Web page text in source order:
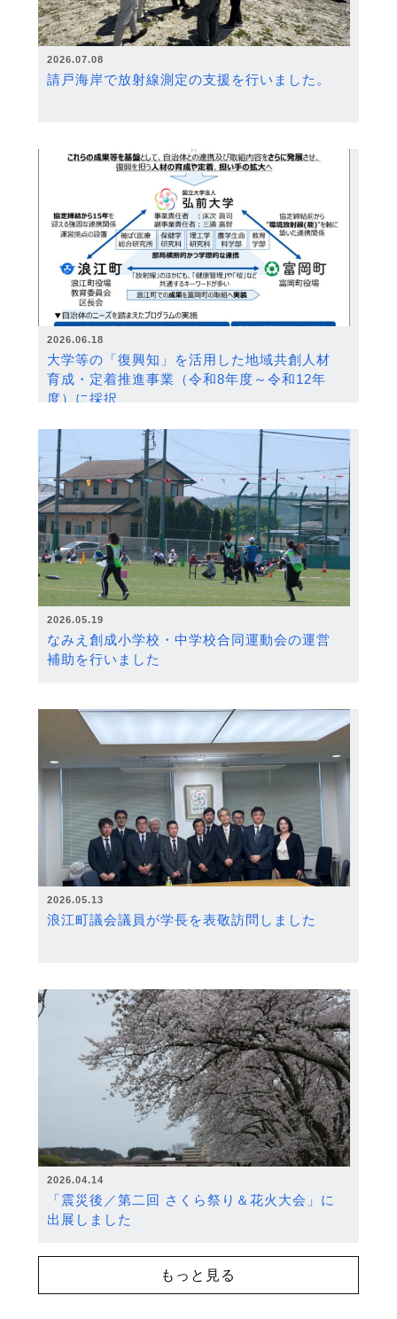
2026.07.08
請戸海岸で放射線測定の支援を行いました。
2026.06.18
大学等の「復興知」を活用した地域共創人材
育成・定着推進事業（令和8年度～令和12年
度）に採択
2026.05.19
なみえ創成小学校・中学校合同運動会の運営
補助を行いました
2026.05.13
浪江町議会議員が学長を表敬訪問しました
2026.04.14
「震災後／第二回 さくら祭り＆花火大会」に
出展しました
もっと見る